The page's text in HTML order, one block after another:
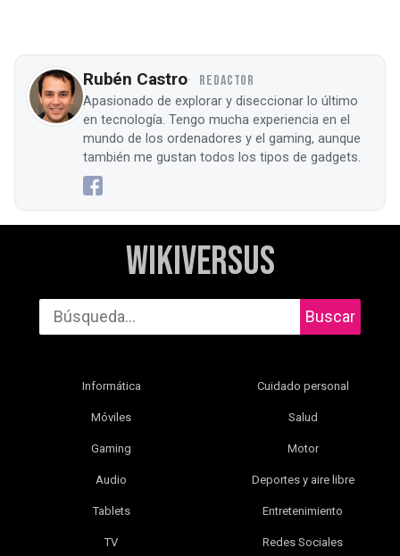
Rubén Castro REDACTOR
Apasionado de explorar y diseccionar lo último
en tecnología. Tengo mucha experiencia en el
mundo de los ordenadores y el gaming, aunque
también me gustan todos los tipos de gadgets.
WikiVersus
Buscar
Informática
Móviles
Gaming
Audio
Tablets
TV
Cuidado personal
Salud
Motor
Deportes y aire libre
Entretenimiento
Redes Sociales